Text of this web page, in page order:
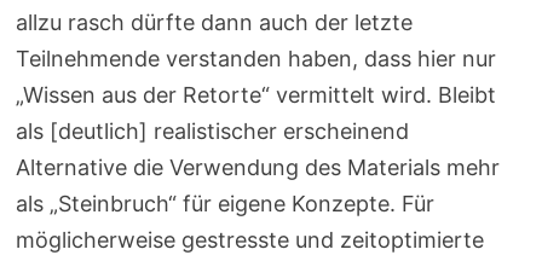
allzu rasch dürfte dann auch der letzte
Teilnehmende verstanden haben, dass hier nur
„Wissen aus der Retorte“ vermittelt wird. Bleibt
als [deutlich] realistischer erscheinend
Alternative die Verwendung des Materials mehr
als „Steinbruch“ für eigene Konzepte. Für
möglicherweise gestresste und zeitoptimierte